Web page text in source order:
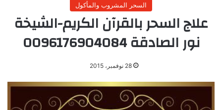
السحر المشروب والمأكول
علاج السحر بالقرآن الكريم-الشيخة
نور الصادقة 0096176904084
28 نوفمبر، 2015